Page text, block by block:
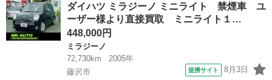
ククロムベンチャー ガラスルーフ 純正ナビ 全周囲カメラ 衝突
軽減 レ...
ダイハツ ミラジーノ ミニライト 禁煙車 ユ
ーザー様より直接買取 ミニライト１…
448,000円
ミラジーノ
72,730km
2005年
藤沢市
提携サイト 8月3日